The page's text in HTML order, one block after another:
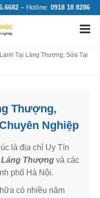
– Hotline: 0918 18 8286
Tại Láng Thượng, Sửa Tại
Thượng,
Nghiệp
là địa chỉ Uy Tín
Thượng và các
phố Hà Nội.
có nhiều năm